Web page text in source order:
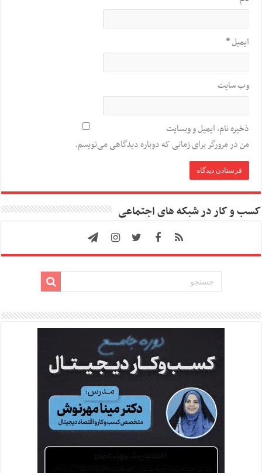
ایمیل*
وب‌ سایت
ذخیره نام، ایمیل و وبسایت
من در مرورگر برای زمانی که دوباره دیدگاهی می‌نویسم.
کسب و کار در شبکه های اجتماعی